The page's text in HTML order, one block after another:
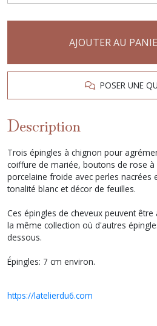
AJOUTER AU
POSER UNE
Description
Trois épingles à chignon pour
coiffure de mariée, boutons de rose à
porcelaine froide avec perles nacrées
tonalité blanc et décor de feuilles.
Ces épingles de cheveux peuvent
la même collection où d'autres
dessous.
Épingles: 7 cm environ.
https://latelierdu6.com